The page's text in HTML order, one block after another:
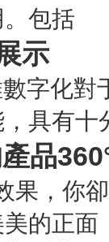
包括
示
化對
具有十
品
，你卻
的正面